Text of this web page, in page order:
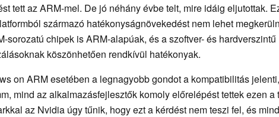
tett az ARM-mel. De jó néhány évbe telt, mire idáig eljutottak.
származó hatékonyságnövekedést nem lehet
sorozatú chipek is ARM-alapúak, és a szoftver- és hardverszintű
köszönhetően rendkívül hatékonyak.
on ARM esetében a legnagyobb gondot a kompatibilitás
mind az alkalmazásfejlesztők komoly előrelépést tettek ezen a
az Nvidia úgy tűnik, hogy ezt a kérdést nem teszi fel, és